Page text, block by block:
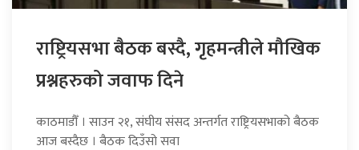
राष्ट्रियसभा बैठक बस्दै, गृहमन्त्रीले मौखिक
प्रश्नहरुको जवाफ दिने
काठमाडौँ । साउन २१, संघीय संसद अन्तर्गत राष्ट्रियसभाको बैठक
आज बस्दैछ । बैठक दिउँसो सवा